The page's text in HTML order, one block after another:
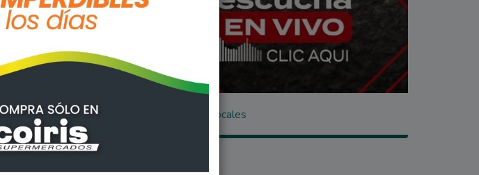
la "Vidriera Virtual" y potenciar las ventas locales
SECO